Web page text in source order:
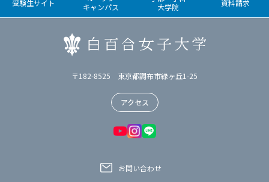
受験生サイト
キャンパス
大学院
資料請求
〒182-8525 東京都調布市緑ヶ丘1-25
アクセス
お問い合わせ